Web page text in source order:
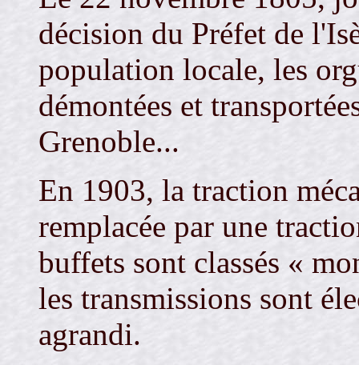
décision du Préfet de
population locale, les
démontées et
Grenoble...
En 1903, la traction
remplacée par une
buffets sont classés «
les transmissions sont
agrandi.